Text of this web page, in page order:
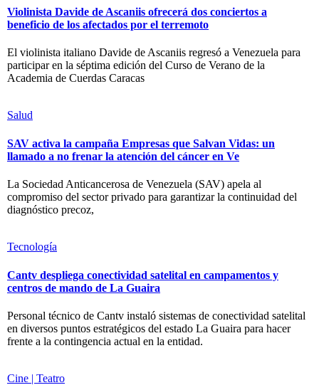
Violinista Davide de Ascaniis ofrecerá dos conciertos a
beneficio de los afectados por el terremoto
El violinista italiano Davide de Ascaniis regresó a Venezuela para
participar en la séptima edición del Curso de Verano de la
Academia de Cuerdas Caracas
Salud
SAV activa la campaña Empresas que Salvan Vidas: un
llamado a no frenar la atención del cáncer en Ve
La Sociedad Anticancerosa de Venezuela (SAV) apela al
compromiso del sector privado para garantizar la continuidad del
diagnóstico precoz,
Tecnología
Cantv despliega conectividad satelital en campamentos y
centros de mando de La Guaira
Personal técnico de Cantv instaló sistemas de conectividad satelital
en diversos puntos estratégicos del estado La Guaira para hacer
frente a la contingencia actual en la entidad.
Cine | Teatro